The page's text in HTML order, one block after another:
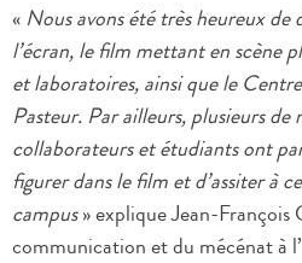
« Nous avons été très heureux
l’écran, le film mettant en scène
et laboratoires, ainsi que le
Pasteur. Par ailleurs, plusieurs de
collaborateurs et étudiants ont
figurer dans le film et d’assiter à
campus» explique Jean-
communication et du mécénat à